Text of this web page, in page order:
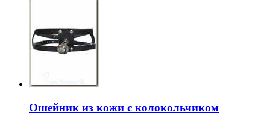
Ошейник из кожи с колокольчиком